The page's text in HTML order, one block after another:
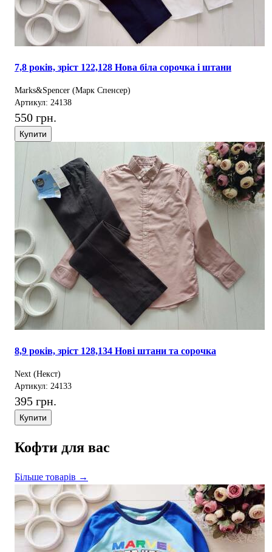
7,8 років, зріст 122,128 Нова біла сорочка і штани
Marks&Spencer (Марк Спенсер)
Артикул: 24138
550 грн.
Купити
8,9 років, зріст 128,134 Нові штани та сорочка
Next (Некст)
Артикул: 24133
395 грн.
Купити
Кофти для вас
Більше товарів →